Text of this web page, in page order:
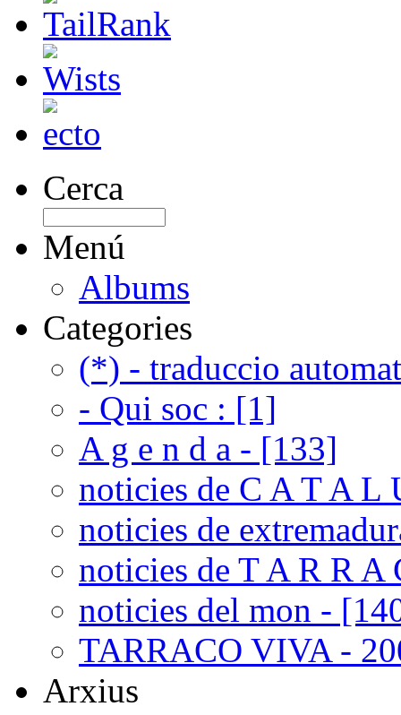
Cerca
Menú
Albums
Categories
(*) - traduccio
- Qui soc : [1]
A g e n d a - [133]
noticies de C A T A L
noticies de
noticies de T A R R A
noticies del mon -
TARRACO VIVA -
Arxius